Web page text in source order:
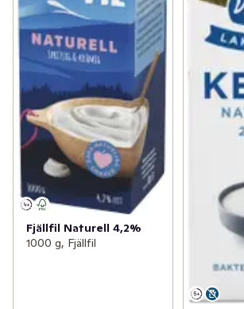
Fjällfil Naturell 4,2%
1000 g, Fjällfil